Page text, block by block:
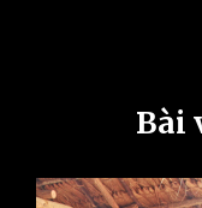
Bài